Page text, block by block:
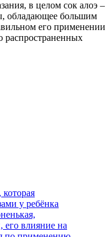
в целом сок алоэ –
обладающее большим
его применении
распространенных